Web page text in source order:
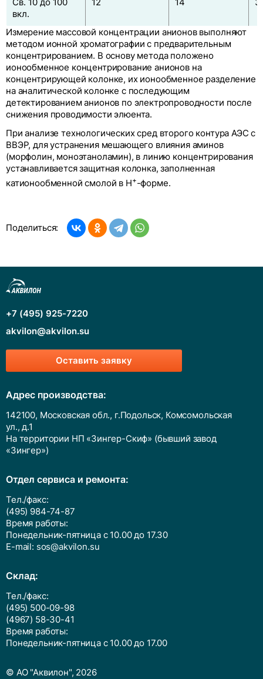
Св. 10 до 100
вкл.
12 14
Измерение массовой концентрации анионов выполняют
методом ионной хроматографии с предварительным
концентрированием. В основу метода положено
ионообменное концентрирование анионов на
концентрирующей колонке, их ионообменное разделение
на аналитической колонке с последующим
детектированием анионов по электропроводности после
снижения проводимости элюента.
При анализе технологических сред второго контура АЭС с
ВВЭР, для устранения мешающего влияния аминов
(морфолин, моноэтаноламин), в линию концентрирования
устанавливается защитная колонка, заполненная
катионообменной смолой в Н+-форме.
Поделиться:
Оставить заявку
+7 (495) 925-7220
akvilon@akvilon.su
Адрес производства:
142100, Московская обл., г.Подольск, Комсомольская
ул., д.1
На территории НП «Зингер-Скиф» (бывший завод
«Зингер»)
Отдел сервиса и ремонта:
Тел./факс:
(495) 984-74-87
Время работы:
Понедельник-пятница с 10.00 до 17.30
E-mail: sos@akvilon.su
Cклад:
Тел./факс:
(495) 500-09-98
(4967) 58-30-41
Время работы:
Понедельник-пятница с 10.00 до 17.00
© АО "Аквилон", 2026